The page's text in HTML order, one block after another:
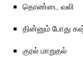
தொண்டை வலி
தின்னும் போது
குரல் மாறுதல்